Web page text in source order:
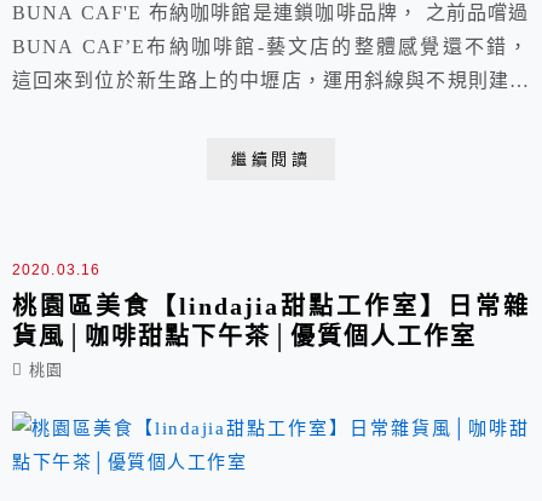
BUNA CAF'E 布納咖啡館是連鎖咖啡品牌， 之前品嚐過
BUNA CAF’E布納咖啡館-藝文店的整體感覺還不錯，
這回來到位於新生路上的中壢店，運用斜線與不規則建築
繼續閱讀
2020.03.16
桃園區美食【lindajia甜點工作室】日常雜
貨風│咖啡甜點下午茶│優質個人工作室
桃園